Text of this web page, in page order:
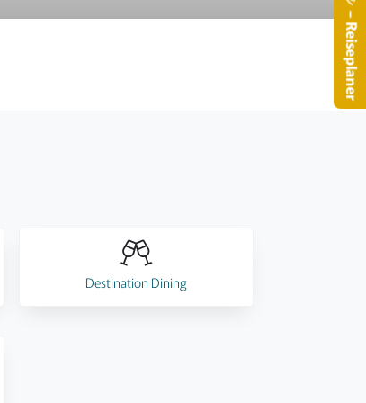
– Reiseplaner
Destination Dining